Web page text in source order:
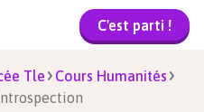
C'est parti !
Tle
Cours Humanités